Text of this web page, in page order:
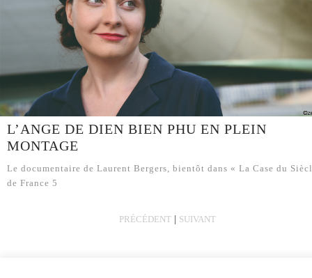
L’ANGE DE DIEN BIEN PHU EN PLEIN
MONTAGE
Le documentaire de Laurent Bergers, bientôt dans « La Case du
de France 5
PRÉCÉDENT| SUIVANT